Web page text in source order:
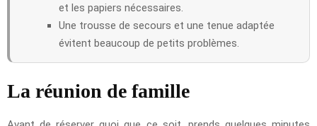
et les papiers nécessaires.
Une trousse de secours et une tenue adaptée
évitent beaucoup de petits problèmes.
La réunion de famille